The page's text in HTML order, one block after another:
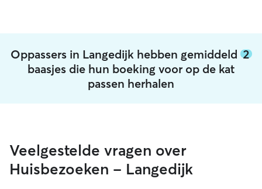
Oppassers in Langedijk hebben gemiddeld 2
baasjes die hun boeking voor op de kat
passen herhalen
Veelgestelde vragen over
Huisbezoeken - Langedijk